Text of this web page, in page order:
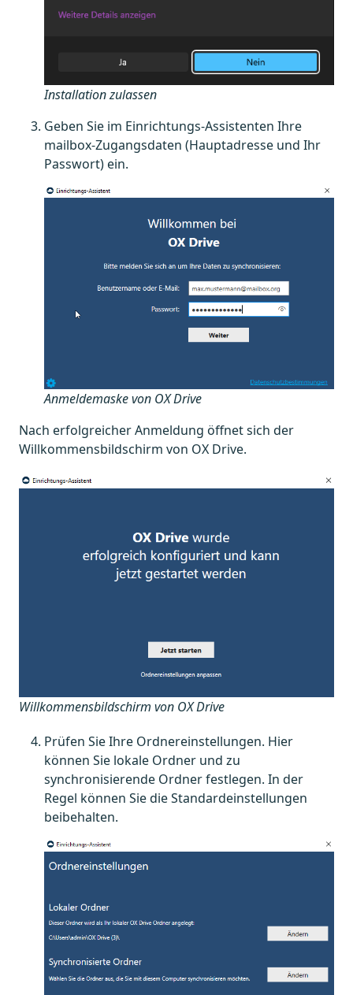
Installation zulassen
Geben Sie im Einrichtungs-Assistenten Ihre
mailbox-Zugangsdaten (Hauptadresse und Ihr
Passwort) ein.
Anmeldemaske von OX Drive
Nach erfolgreicher Anmeldung öffnet sich der
Willkommensbildschirm von OX Drive.
Willkommensbildschirm von OX Drive
Prüfen Sie Ihre Ordnereinstellungen. Hier
können Sie lokale Ordner und zu
synchronisierende Ordner festlegen. In der
Regel können Sie die Standardeinstellungen
beibehalten.